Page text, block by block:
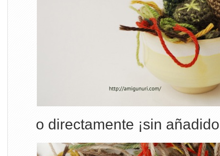
o directamente ¡sin